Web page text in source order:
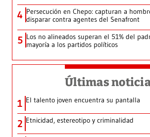
4 Persecución en Chepo: capturan a
disparar contra agentes del Senafront
5 Los no alineados superan el 51% del
mayoría a los partidos políticos
Últimas
1 El talento joven encuentra su pantalla​
2 Etnicidad, estereotipo y criminalidad